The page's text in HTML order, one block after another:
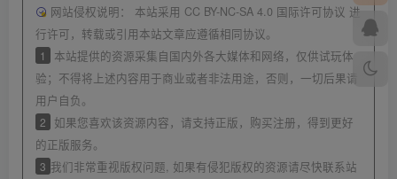
网站侵权说明：
本站采用 CC BY-NC-SA 4.0 国际许可协议 进
行许可，转载或引用本站文章应遵循相同协议。
1
本站提供的资源采集自国内外各大媒体和网络，仅供试玩体
验；不得将上述内容用于商业或者非法用途，否则，一切后果请
用户自负。
2
如果您喜欢该资源内容，请支持正版，购买注册，得到更好
的正版服务。
3 我们非常重视版权问题, 如果有侵犯版权的资源请尽快联系站